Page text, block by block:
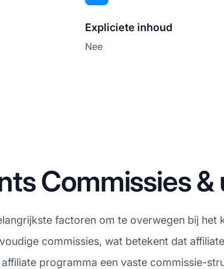
Expliciete inhoud
Nee
Commissies
factoren om te overwegen bij
commissies, wat betekent dat
programma een vaste commissie-